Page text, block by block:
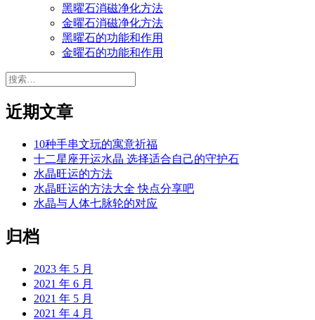
黑曜石消磁净化方法
金曜石消磁净化方法
黑曜石的功能和作用
金曜石的功能和作用
搜
近期文章
10种手串文玩的寓意祈福
十二星座开运水晶 选择适合自己的守护石
水晶旺运的方法
水晶旺运的方法大全 快点分享吧
水晶与人体七脉轮的对应
归档
2023 年 5 月
2021 年 6 月
2021 年 5 月
2021 年 4 月